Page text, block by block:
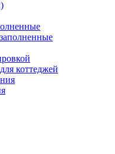
коттеджей